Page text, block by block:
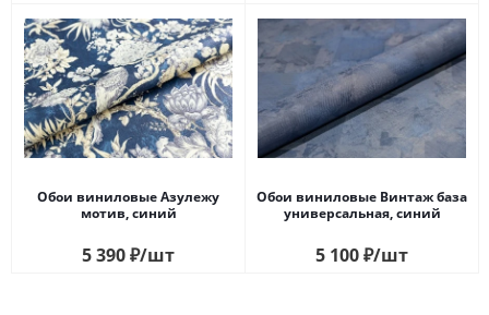
Обои виниловые Азулежу
мотив, синий
5 390₽/шт
Обои виниловые Винтаж база
универсальная, синий
5 100₽/шт